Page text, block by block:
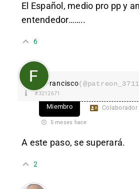
El Español, medio pro pp y
entendedor……..
6
Francisco
#3212671
Miembro Colaborador
5 meses hace
A este paso, se superará.
2